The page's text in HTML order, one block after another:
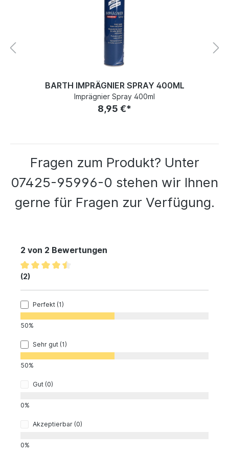
BARTH IMPRÄGNIER SPRAY 400ML
Imprägnier Spray 400ml
8,95 €*
Fragen zum Produkt? Unter
07425-95996-0 stehen wir Ihnen
gerne für Fragen zur Verfügung.
2 von 2 Bewertungen
(2)
Perfekt (1)
50%
Sehr gut (1)
50%
Gut (0)
0%
Akzeptierbar (0)
0%